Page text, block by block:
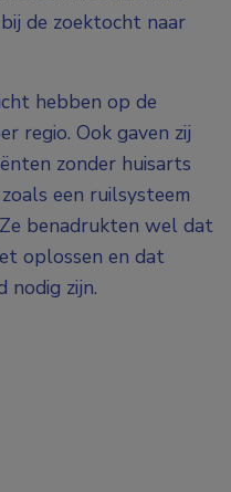
de zoektocht naar
hebben op de
regio. Ook gaven zij
zonder huisarts
een ruilsysteem
benadrukten wel dat
oplossen en dat
nodig zijn.